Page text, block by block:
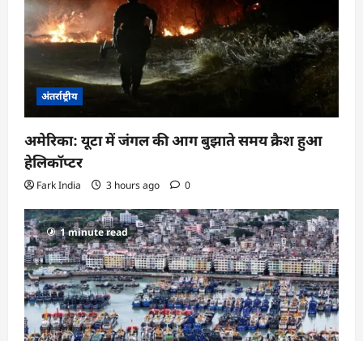
अंतर्राष्ट्रीय
अमेरिका: यूटा में जंगल की आग बुझाते समय क्रैश हुआ
हेलिकॉप्टर
Fark India 3 hours ago 0
1 minute read